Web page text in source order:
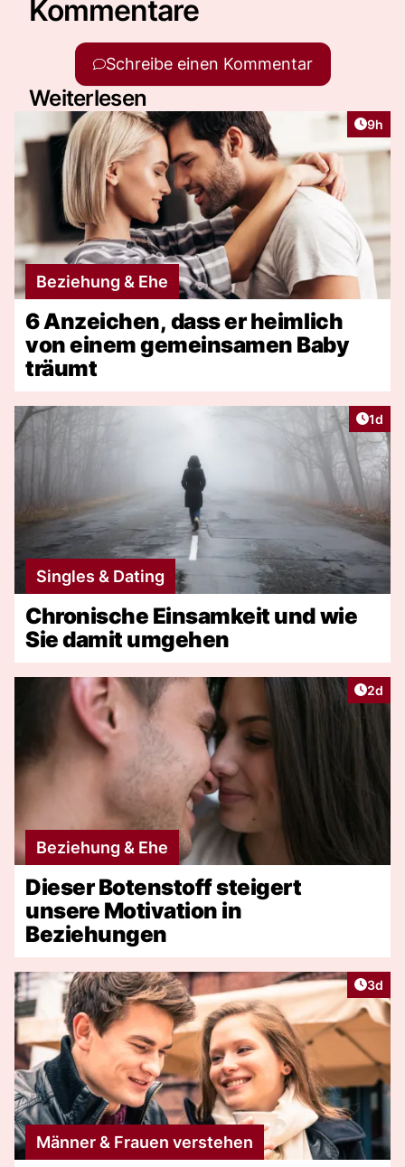
Kommentare
Schreibe einen Kommentar
Weiterlesen
9h
Beziehung & Ehe
6 Anzeichen, dass er heimlich
von einem gemeinsamen Baby
träumt
1d
Singles & Dating
Chronische Einsamkeit und wie
Sie damit umgehen
2d
Beziehung & Ehe
Dieser Botenstoff steigert
unsere Motivation in
Beziehungen
3d
Männer & Frauen verstehen